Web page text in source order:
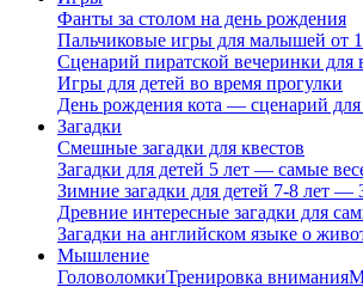
Фанты за столом на день рождения
Пальчиковые игры для малышей от 1
Сценарий пиратской вечеринки для
Игры для детей во время прогулки
День рождения кота — сценарий для
Загадки
Смешные загадки для квестов
Загадки для детей 5 лет — самые
Зимние загадки для детей 7-8 лет —
Древние интересные загадки для
Загадки на английском языке о
Мышление
ГоловоломкиТренировка внимания